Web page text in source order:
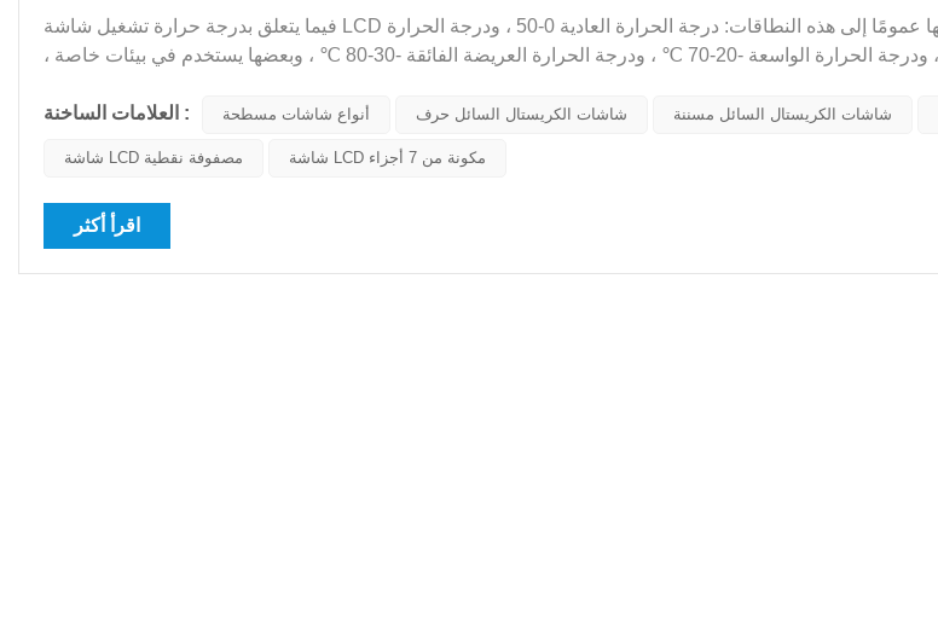
فيما يتعلق بدرجة حرارة تشغيل شاشة LCD للمقطع ، يتم تقسيمها عمومًا إلى هذه النطاقات: درجة الحرارة العادية 0-50 ، ودرجة الحرارة
العريضة الصغيرة -10-60 ، ودرجة الحرارة الواسعة -20-70 ℃ ، ودرجة الحرارة العريضة الفائقة -30-80 ℃ ، وبعضها يستخدم في بيئات خاصة ،
العلامات الساخنة :
أنواع شاشات مسطحة شاشات الكريستال السائل حرف شاشات الكريستال السائل مسننة
شاشة LCD مصفوفة نقطية شاشة LCD مكونة من 7 أجزاء
اقرأ أكثر